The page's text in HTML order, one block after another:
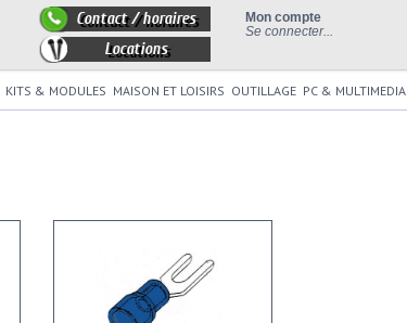
Mon compte
Se connecter...
Contact / horaires
Locations
KITS & MODULES MAISON ET LOISIRS OUTILLAGE PC & MULTIMEDIA